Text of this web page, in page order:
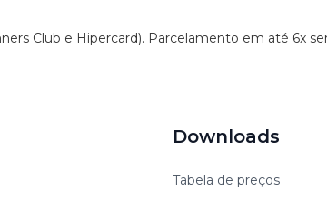
Club e Hipercard). Parcelamento em até 6x
Downloads
Tabela de preços